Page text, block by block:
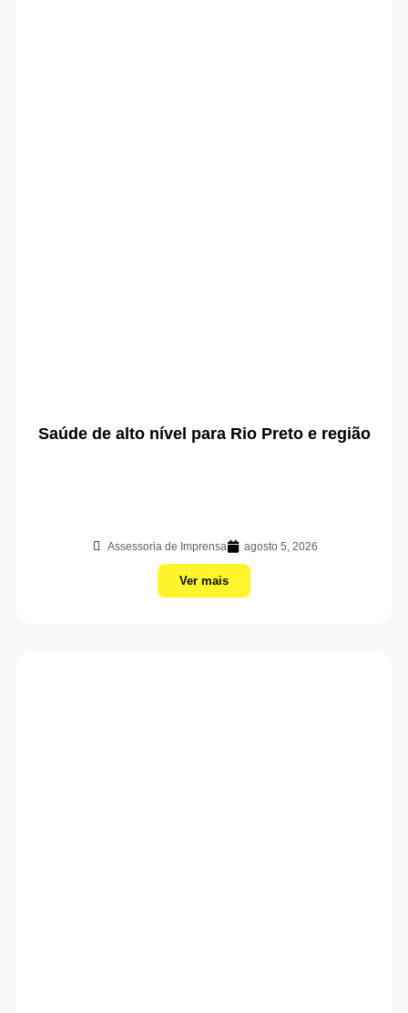
Saúde de alto nível para Rio Preto e região
Assessoria de Imprensa agosto 5, 2026
Ver mais